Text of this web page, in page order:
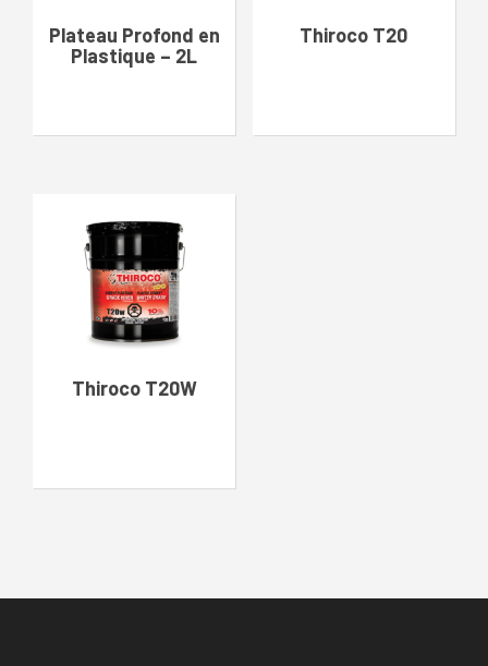
Plateau Profond en
Plastique – 2L
Thiroco T20
Thiroco T20W